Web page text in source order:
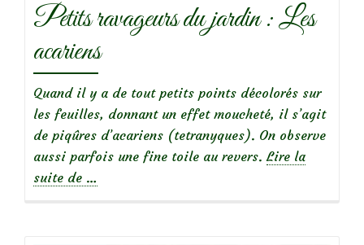
Petits ravageurs du jardin : Les
acariens
Quand il y a de tout petits points décolorés sur
les feuilles, donnant un effet moucheté, il s’agit
de piqûres d’acariens (tetranyques). On observe
aussi parfois une fine toile au revers. Lire la
suite de à
…